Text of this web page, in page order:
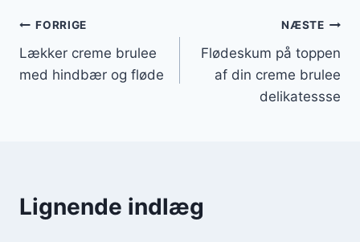
Indlægsnavigation
FORRIGE
Lækker creme brulee
med hindbær og fløde
NÆSTE
Flødeskum på toppen
af din creme brulee
delikatessse
Lignende indlæg